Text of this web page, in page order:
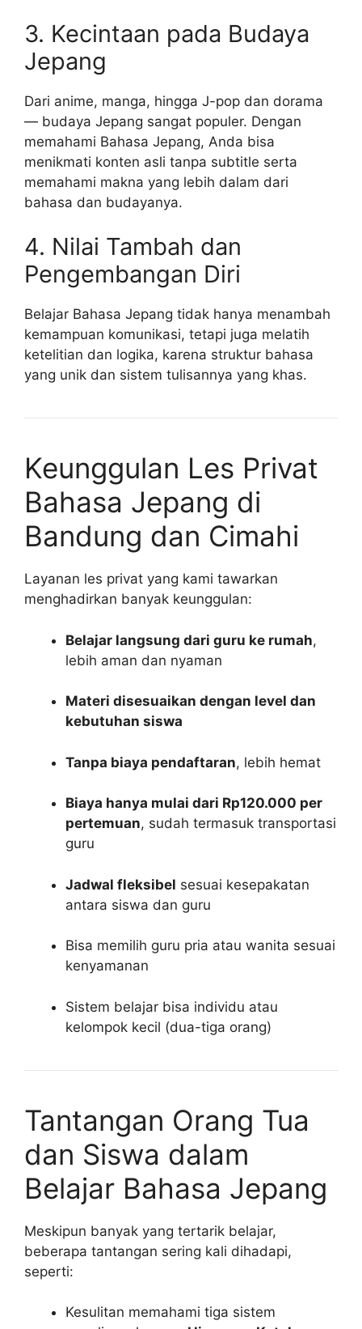
3. Kecintaan pada Budaya
Jepang
Dari anime, manga, hingga J-pop dan dorama
— budaya Jepang sangat populer. Dengan
memahami Bahasa Jepang, Anda bisa
menikmati konten asli tanpa subtitle serta
memahami makna yang lebih dalam dari
bahasa dan budayanya.
4. Nilai Tambah dan
Pengembangan Diri
Belajar Bahasa Jepang tidak hanya menambah
kemampuan komunikasi, tetapi juga melatih
ketelitian dan logika, karena struktur bahasa
yang unik dan sistem tulisannya yang khas.
Keunggulan Les Privat
Bahasa Jepang di
Bandung dan Cimahi
Layanan les privat yang kami tawarkan
menghadirkan banyak keunggulan:
Belajar langsung dari guru ke rumah,
lebih aman dan nyaman
Materi disesuaikan dengan level dan
kebutuhan siswa
Tanpa biaya pendaftaran, lebih hemat
Biaya hanya mulai dari Rp120.000 per
pertemuan, sudah termasuk transportasi
guru
Jadwal fleksibel sesuai kesepakatan
antara siswa dan guru
Bisa memilih guru pria atau wanita sesuai
kenyamanan
Sistem belajar bisa individu atau
kelompok kecil (dua-tiga orang)
Tantangan Orang Tua
dan Siswa dalam
Belajar Bahasa Jepang
Meskipun banyak yang tertarik belajar,
beberapa tantangan sering kali dihadapi,
seperti:
Kesulitan memahami tiga sistem